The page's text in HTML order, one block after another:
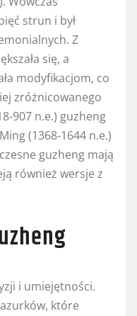
strun i był
Z
się, a
modyfikacjom, co
zróżnicowanego
907 n.e.) guzheng
(1368-1644 n.e.)
guzheng mają
również wersje z
i umiejętności.
które